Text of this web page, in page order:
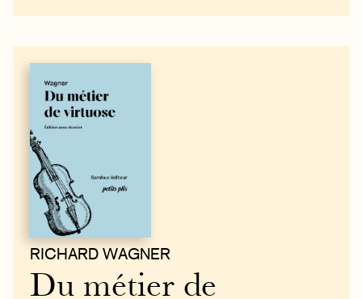
RICHARD WAGNER
Du métier de